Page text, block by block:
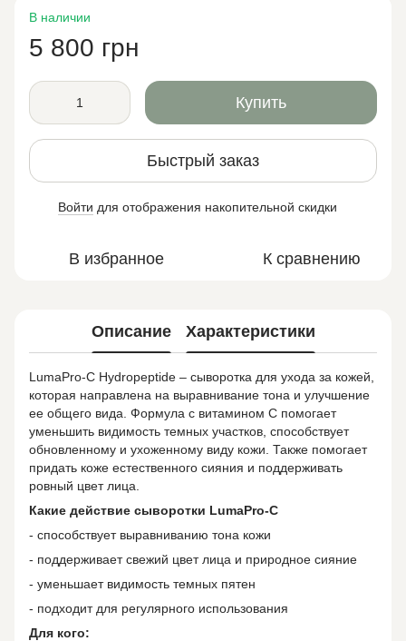
В наличии
5 800 грн
Купить
Быстрый заказ
Войти для отображения накопительной скидки
В избранное К сравнению
Описание Характеристики
LumaPro-C Hydropeptide – сыворотка для ухода за кожей,
которая направлена ​​на выравнивание тона и улучшение
ее общего вида. Формула с витамином С помогает
уменьшить видимость темных участков, способствует
обновленному и ухоженному виду кожи. Также помогает
придать коже естественного сияния и поддерживать
ровный цвет лица.
Какие действие сыворотки LumaPro-C
- способствует выравниванию тона кожи
- поддерживает свежий цвет лица и природное сияние
- уменьшает видимость темных пятен
- подходит для регулярного использования
Для кого: